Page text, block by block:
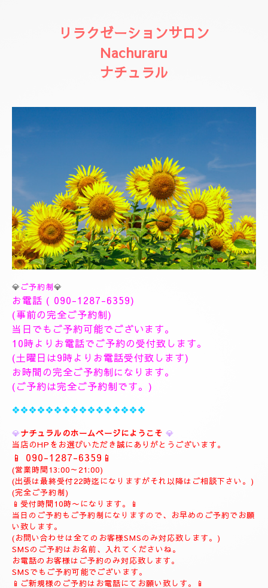
リラクゼーションサロン
Nachuraru
ナチュラル
💎ご予約制💎
お電話 ( 090-1287-6359
(事前の完全ご予約制)
当日でもご予約可能でございます。
10時よりお電話でご予約の受付致します。
(土曜日は9時よりお電話受付致します)
お時間の完全ご予約制になります。
(ご予約は完全ご予約制です。)
❖❖❖❖❖❖❖❖❖❖❖❖❖❖❖❖